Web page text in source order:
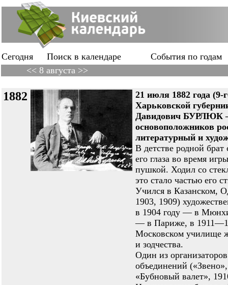
Сегодня Поиск в календаре
События по годам
<< 8 августа >>
1882
21 июля 1882 года (9-
Харьковской
Давидович БУРЛЮК
основоположников
литературный и
В детстве родной
его глаза во время
пушкой. Ходил со
это стало частью его
Учился в Казанском,
1903, 1909)
в 1904 году — в
— в Париже, в
Московском училище
и зодчества.
Один из
объединений
«Бубновый валет»,